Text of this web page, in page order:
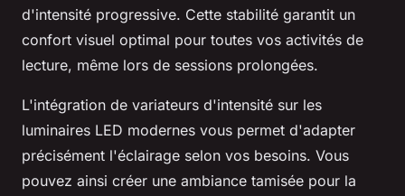
d'intensité progressive. Cette stabilité garantit un
confort visuel optimal pour toutes vos activités de
lecture, même lors de sessions prolongées.
L'intégration de variateurs d'intensité sur les
luminaires LED modernes vous permet d'adapter
précisément l'éclairage selon vos besoins. Vous
pouvez ainsi créer une ambiance tamisée pour la